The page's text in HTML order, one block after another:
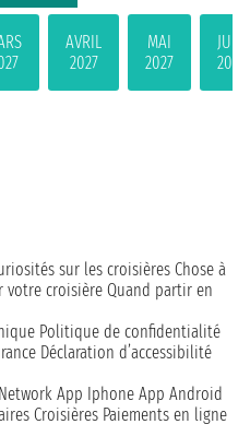
AVRIL
2027
MAI
2027
JUIN
2027
sur les croisières Chose à
votre croisière Quand partir en
Politique de confidentialité
Déclaration d’accessibilité
Network App Iphone App Android
Croisières Paiements en ligne